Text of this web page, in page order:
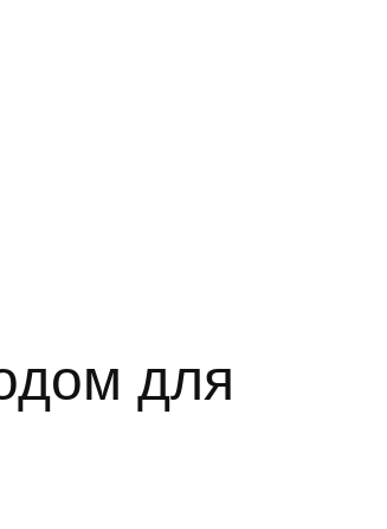
для